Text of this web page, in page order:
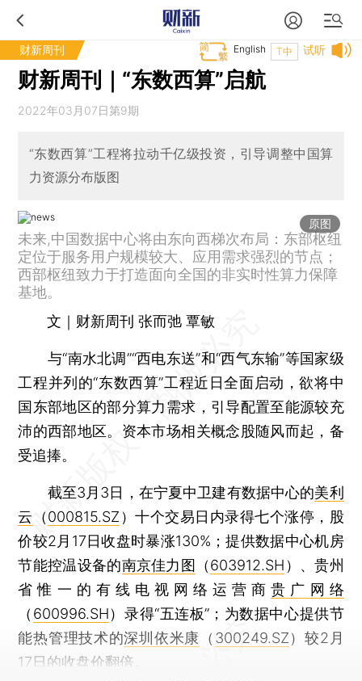
财新周刊 试听
T中
English
财新周刊｜“东数西算”启航
2022年03月07日第9期
“东数西算”工程将拉动千亿级投资，引导调整中国算
力资源分布版图
原图
未来,中国数据中心将由东向西梯次布局：东部枢纽
定位于服务用户规模较大、应用需求强烈的节点；
西部枢纽致力于打造面向全国的非实时性算力保障
基地。
文｜财新周刊 张而弛 覃敏
与“南水北调”“西电东送”和“西气东输”等国家级
工程并列的“东数西算”工程近日全面启动，欲将中
国东部地区的部分算力需求，引导配置至能源较充
沛的西部地区。资本市场相关概念股随风而起，备
受追捧。
截至3月3日，在宁夏中卫建有数据中心的美利
云 （000815.SZ ）十个交易日内录得七个涨停，股
价较2月17日收盘时暴涨130%；提供数据中心机房
节能控温设备的南京佳力图 （603912.SH ）、贵州
省惟一的有线电视网络运营商贵广网络
（ 600996.SH）录得“五连板”；为数据中心提供节
能热管理技术的深圳依米康 （ 300249.SZ）较2月
17日的收盘价翻倍。